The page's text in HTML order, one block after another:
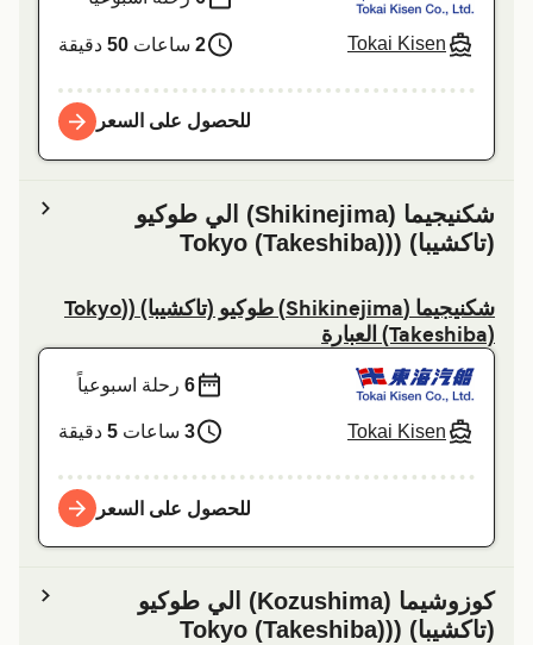
Tokai Kisen
2 ساعات50دقيقة
للحصول على السعر
شكنيجيما (Shikinejima) الي طوكيو
(تاكشيبا) ((Tokyo (Takeshiba)
شكنيجيما (Shikinejima) طوكيو (تاكشيبا) ((Tokyo
(Takeshiba) العبارة
Tokai Kisen
6رحلة اسبوعياً
3 ساعات5دقيقة
للحصول على السعر
کوزوشیما (Kozushima) الي طوكيو
(تاكشيبا) ((Tokyo (Takeshiba)